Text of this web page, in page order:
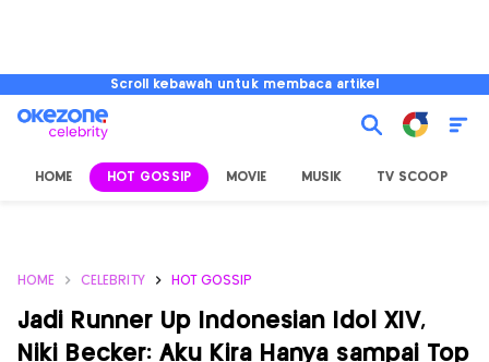
Scroll kebawah untuk membaca artikel
HOME HOT GOSSIP MOVIE MUSIK TV SCOOP
HOME CELEBRITY HOT GOSSIP
Jadi Runner Up Indonesian Idol XIV,
Niki Becker: Aku Kira Hanya sampai Top